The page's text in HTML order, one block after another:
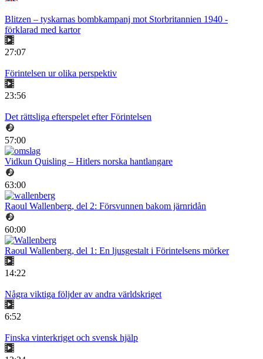
Blitzen – tyskarnas bombkampanj mot Storbritannien 1940 -
förklarad med kartor
27:07
Förintelsen ur olika perspektiv
23:56
Det rättsliga efterspelet efter Förintelsen
57:00
Vidkun Quisling – Hitlers norska hantlangare
63:00
Raoul Wallenberg, del 2: Försvunnen bakom järnridån
60:00
Raoul Wallenberg, del 1: En ljusgestalt i Förintelsens mörker
14:22
Några viktiga följder av andra världskriget
6:52
Finska vinterkriget och svensk hjälp